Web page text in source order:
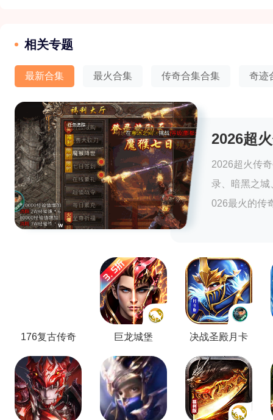
相关专题
最新合集 最火合集 传奇合集合集 奇迹
2026超
2026超火传
录、暗黑之城
026最火的传
176复古传奇 巨龙城堡 决战圣殿月卡
版